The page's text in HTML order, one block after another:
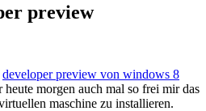
preview
developer preview von windows 8
morgen auch mal so frei mir das
maschine zu installieren.